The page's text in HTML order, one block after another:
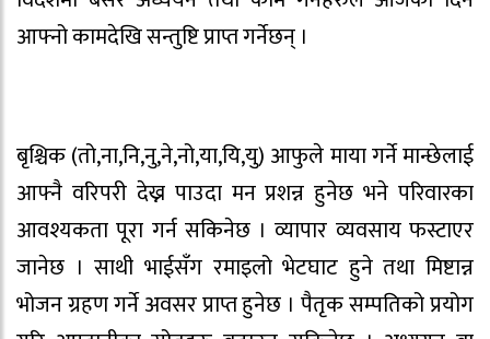
आफ्नो कामदेखि सन्तुष्टि प्राप्त गर्नेछन् ।
बृश्चिक (तो,ना,नि,नु,ने,नो,या,यि,यु) आफुले माया गर्ने मान्छेलाई
आफ्नै वरिपरी देख्न पाउदा मन प्रशन्न हुनेछ भने परिवारका
आवश्यकता पूरा गर्न सकिनेछ । व्यापार व्यवसाय फस्टाएर
जानेछ । साथी भाईसँग रमाइलो भेटघाट हुने तथा मिष्टान्न
भोजन ग्रहण गर्ने अवसर प्राप्त हुनेछ । पैतृक सम्पतिको प्रयोग